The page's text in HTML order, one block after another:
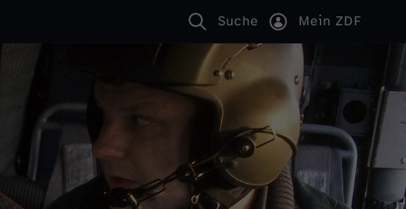
Suche Mein ZDF